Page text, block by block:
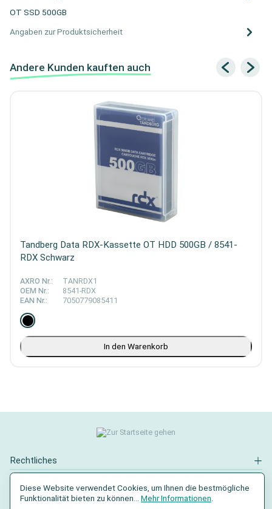
OT SSD 500GB
Angaben zur Produktsicherheit
Andere Kunden kauften auch
Tandberg Data RDX-Kassette OT HDD 500GB / 8541-
RDX Schwarz
AXRO Nr.:
TANRDX1
OEM Nr.:
8541-RDX
EAN Nr.:
7050779085411
In den Warenkorb
Rechtliches
Kontakt
Diese Website verwendet Cookies, um Ihnen die bestmögliche
Funktionalität bieten zu können... Mehr Informationen